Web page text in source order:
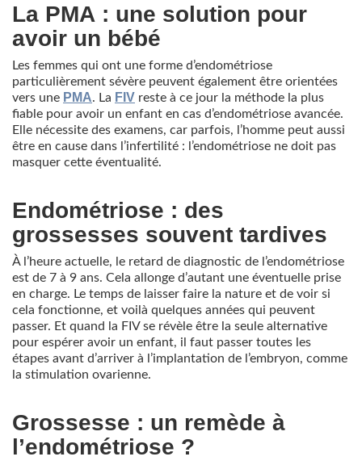
La PMA : une solution pour
avoir un bébé
Les femmes qui ont une forme d’endométriose
particulièrement sévère peuvent également être orientées
vers une PMA. La FIV reste à ce jour la méthode la plus
fiable pour avoir un enfant en cas d’endométriose avancée.
Elle nécessite des examens, car parfois, l’homme peut aussi
être en cause dans l’infertilité : l’endométriose ne doit pas
masquer cette éventualité.
Endométriose : des
grossesses souvent tardives
À l’heure actuelle, le retard de diagnostic de l’endométriose
est de 7 à 9 ans. Cela allonge d’autant une éventuelle prise
en charge. Le temps de laisser faire la nature et de voir si
cela fonctionne, et voilà quelques années qui peuvent
passer. Et quand la FIV se révèle être la seule alternative
pour espérer avoir un enfant, il faut passer toutes les
étapes avant d’arriver à l’implantation de l’embryon, comme
la stimulation ovarienne.
Grossesse : un remède à
l’endométriose ?